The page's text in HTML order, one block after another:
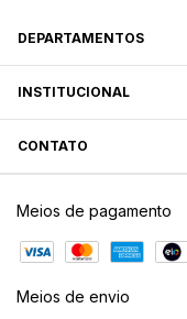
DEPARTAMENTOS
INSTITUCIONAL
CONTATO
Meios de pagamento
Meios de envio